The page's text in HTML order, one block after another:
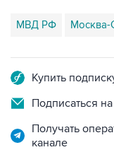
МВД РФ Москва-
Купить
Подписаться
Получать
канале